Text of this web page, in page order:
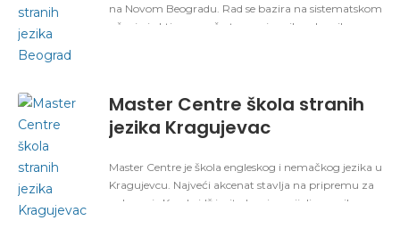
na Novom Beogradu. Rad se bazira na sistematskom
učenju i aktivnom učestvovanju svih polaznika na
čitanja na stranom jeziku.
Master Centre škola stranih
jezika Kragujevac
Master Centre je škola engleskog i nemačkog jezika u
Kragujevcu. Najveći akcenat stavlja na pripremu za
polaganje Kembridž ispita kao i specijalizovanih